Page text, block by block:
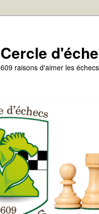
Cercle
609 raisons d'aimer les